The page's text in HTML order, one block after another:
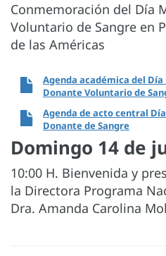
Conmemoración del Día
Voluntario de Sangre en
de las Américas
Agenda académica del
Donante Voluntario de
Agenda de acto central
Donante de Sangre
Domingo 14 de
10:00 H. Bienvenida y
la Directora Programa
Dra. Amanda Carolina